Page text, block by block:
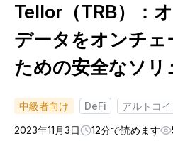
Tellor（TRB）：
データをオンチェ
ための安全なソリ
中級者向け DeFi アルトコ
2023年11月3日
12分で読めます